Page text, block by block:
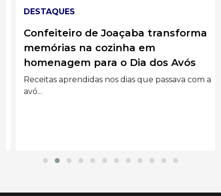
DESTAQUES
Confeiteiro de Joaçaba transforma
memórias na cozinha em
homenagem para o Dia dos Avós
Receitas aprendidas nos dias que passava com a
avó...